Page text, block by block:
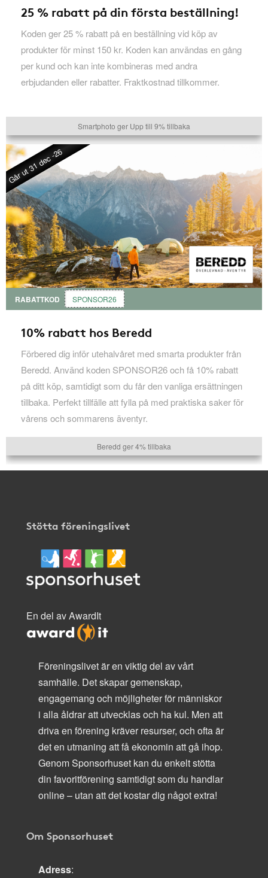
25 % rabatt på din första beställning!
Koden ger 25 % rabatt på en beställning vid köp av
produkter för minst 150 kr. Koden kan användas en gång
per kund och kan inte kombineras med andra
erbjudanden eller rabatter. Fraktkostnad tillkommer.
Smartphoto ger Upp till 9% tillbaka
Går ut 31 dec -26
RABATTKOD SPONSOR26
10% rabatt hos Beredd
Förbered dig inför utehalvåret med smarta produkter från
Beredd. Använd koden SPONSOR26 och få 10% rabatt
på ditt köp, samtidigt som du får den vanliga ersättningen
tillbaka. Perfekt tillfälle att fylla på med praktiska saker för
vårens och sommarens äventyr.
Beredd ger 4% tillbaka
Stötta föreningslivet
En del av AwardIt
Föreningslivet är en viktig del av vårt
samhälle. Det skapar gemenskap,
engagemang och möjligheter för människor
i alla åldrar att utvecklas och ha kul. Men att
driva en förening kräver resurser, och ofta är
det en utmaning att få ekonomin att gå ihop.
Genom Sponsorhuset kan du enkelt stötta
din favoritförening samtidigt som du handlar
online – utan att det kostar dig något extra!
Om Sponsorhuset
Adress: